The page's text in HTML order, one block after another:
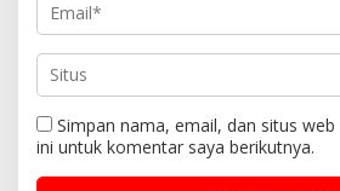
Simpan nama, email, dan situs
ini untuk komentar saya berikutnya.